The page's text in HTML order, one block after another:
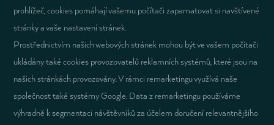
prohlížeč, cookies pomáhají vašemu počítači zapamatovat si navštívené
stránky a vaše nastavení stránek.
Prostřednictvím našich webových stránek mohou být ve vašem počítači
ukládány také cookies provozovatelů reklamních systémů, které jsou na
našich stránkách provozovány. V rámci remarketingu využívá naše
společnost také systémy Google. Data z remarketingu používáme
výhradně k segmentaci návštěvníků za účelem doručení relevantnějšího